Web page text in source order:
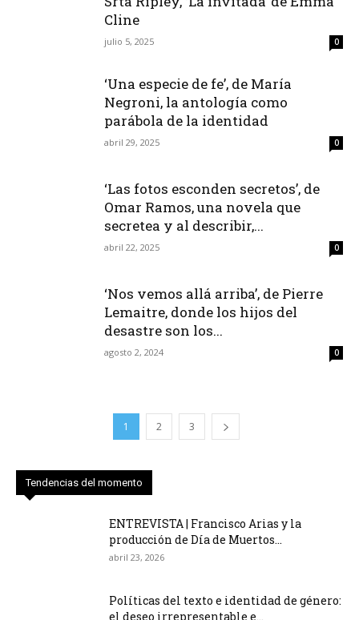
Cline
julio 5, 2025 0
‘Una especie de fe’, de María
Negroni, la antología como
parábola de la identidad
abril 29, 2025 0
‘Las fotos esconden secretos’, de
Omar Ramos, una novela que
secretea y al describir,...
abril 22, 2025 0
‘Nos vemos allá arriba’, de Pierre
Lemaitre, donde los hijos del
desastre son los...
agosto 2, 2024 0
1 2 3
Tendencias del momento
ENTREVISTA | Francisco Arias y la
producción de Día de Muertos...
abril 23, 2026
Políticas del texto e identidad de género:
el deseo irrepresentable e...